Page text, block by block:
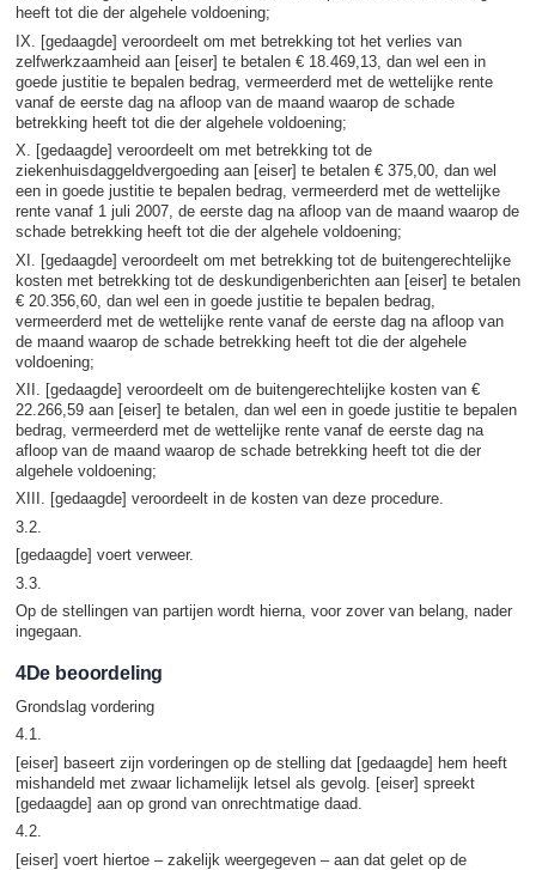
heeft tot die der algehele voldoening;
IX. [gedaagde] veroordeelt om met betrekking tot het verlies van
zelfwerkzaamheid aan [eiser] te betalen € 18.469,13, dan wel een in
goede justitie te bepalen bedrag, vermeerderd met de wettelijke rente
vanaf de eerste dag na afloop van de maand waarop de schade
betrekking heeft tot die der algehele voldoening;
X. [gedaagde] veroordeelt om met betrekking tot de
ziekenhuisdaggeldvergoeding aan [eiser] te betalen € 375,00, dan wel
een in goede justitie te bepalen bedrag, vermeerderd met de wettelijke
rente vanaf 1 juli 2007, de eerste dag na afloop van de maand waarop de
schade betrekking heeft tot die der algehele voldoening;
XI. [gedaagde] veroordeelt om met betrekking tot de buitengerechtelijke
kosten met betrekking tot de deskundigenberichten aan [eiser] te betalen
€ 20.356,60, dan wel een in goede justitie te bepalen bedrag,
vermeerderd met de wettelijke rente vanaf de eerste dag na afloop van
de maand waarop de schade betrekking heeft tot die der algehele
voldoening;
XII. [gedaagde] veroordeelt om de buitengerechtelijke kosten van €
22.266,59 aan [eiser] te betalen, dan wel een in goede justitie te bepalen
bedrag, vermeerderd met de wettelijke rente vanaf de eerste dag na
afloop van de maand waarop de schade betrekking heeft tot die der
algehele voldoening;
XIII. [gedaagde] veroordeelt in de kosten van deze procedure.
3.2.
[gedaagde] voert verweer.
3.3.
Op de stellingen van partijen wordt hierna, voor zover van belang, nader
ingegaan.
4De beoordeling
Grondslag vordering
4.1.
[eiser] baseert zijn vorderingen op de stelling dat [gedaagde] hem heeft
mishandeld met zwaar lichamelijk letsel als gevolg. [eiser] spreekt
[gedaagde] aan op grond van onrechtmatige daad.
4.2.
[eiser] voert hiertoe – zakelijk weergegeven – aan dat gelet op de